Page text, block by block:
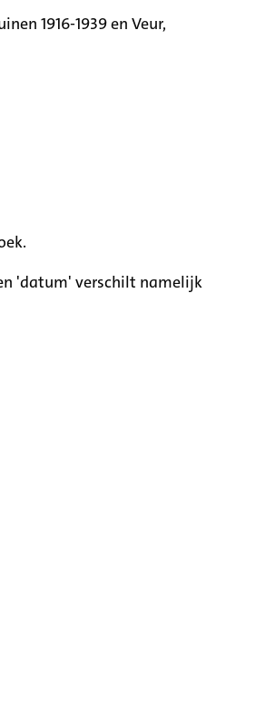
1916-1939 en Veur,
'datum' verschilt namelijk